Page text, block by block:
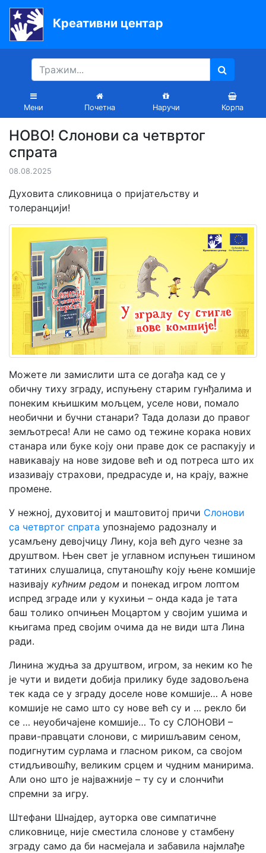
Креативни центар
Мени Почетна Наручи Корпа
Почетна
Књиге
Уџбеници
вртиће
Лектира
Акције
Блог
Latinica
Мој
налог
НОВО! Слонови са четвртог
спрата
08.08.2025
Духовита сликовница о пријатељству и
толеранцији!
Можете ли замислити шта се догађа кад се у
обичну тиху зграду, испуњену старим гунђалима и
понеким књишким мољцем, уселе нови, помало
необични и бучни станари? Тада долази до правог
земљотреса! Али не само од тежине корака нових
станара или буке коју они праве док се распакују и
навикавају на нове зидове већ и од потреса што их
изазивају страхови, предрасуде и, на крају, важне
промене.
У нежној, духовитој и маштовитој причи Слонови
са четвртог спрата упознајемо радозналу и
усамљену девојчицу Лину, која већ дуго чезне за
друштвом. Њен свет је углавном испуњен тишином
татиних слушалица, спутаношћу коју њене комшије
називају кућним редом и понекад игром лоптом
испред зграде или у кухињи – онда када је тата
баш толико опчињен Моцартом у својим ушима и
књигама пред својим очима да не види шта Лина
ради.
Линина жудња за друштвом, игром, за неким ко ће
је чути и видети добија прилику буде задовољена
тек када се у зграду доселе нове комшије… А нове
комшије не само што су нове већ су и … рекло би
се … неуобичајене комшије… То су СЛОНОВИ –
прави-правцати слонови, с миришљавим сеном,
подигнутим сурлама и гласном риком, са својом
стидљивошћу, великим срцем и чудним манирима.
Али оно што је најважније – ту су и слончићи
спремни за игру.
Штефани Шнајдер, ауторка ове симпатичне
сликовнице, није сместила слонове у стамбену
зграду само да би насмејала и забавила најмлађе